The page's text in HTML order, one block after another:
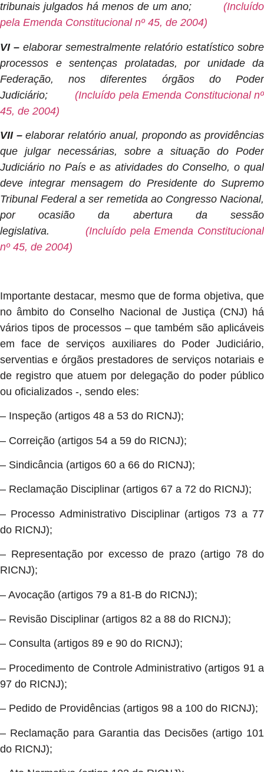
tribunais julgados há menos de um ano; (Incluído
pela Emenda Constitucional nº 45, de 2004)
VI – elaborar semestralmente relatório estatístico sobre
processos e sentenças prolatadas, por unidade da
Federação, nos diferentes órgãos do Poder
Judiciário;(Incluído pela Emenda Constitucional nº
45, de 2004)
VII –elaborar relatório anual, propondo as providências
que julgar necessárias, sobre a situação do Poder
Judiciário no País e as atividades do Conselho, o qual
deve integrar mensagem do Presidente do Supremo
Tribunal Federal a ser remetida ao Congresso Nacional,
por ocasião da abertura da sessão
legislativa. (Incluído pela Emenda Constitucional
nº 45, de 2004)
Importante destacar, mesmo que de forma objetiva, que
no âmbito do Conselho Nacional de Justiça (CNJ) há
vários tipos de processos – que também são aplicáveis
em face de serviços auxiliares do Poder Judiciário,
serventias e órgãos prestadores de serviços notariais e
de registro que atuem por delegação do poder público
ou oficializados -, sendo eles:
– Inspeção (artigos 48 a 53 do RICNJ);
– Correição (artigos 54 a 59 do RICNJ);
– Sindicância (artigos 60 a 66 do RICNJ);
– Reclamação Disciplinar (artigos 67 a 72 do RICNJ);
– Processo Administrativo Disciplinar (artigos 73 a 77
do RICNJ);
– Representação por excesso de prazo (artigo 78 do
RICNJ);
– Avocação (artigos 79 a 81-B do RICNJ);
– Revisão Disciplinar (artigos 82 a 88 do RICNJ);
– Consulta (artigos 89 e 90 do RICNJ);
– Procedimento de Controle Administrativo (artigos 91 a
97 do RICNJ);
– Pedido de Providências (artigos 98 a 100 do RICNJ);
– Reclamação para Garantia das Decisões (artigo 101
do RICNJ);